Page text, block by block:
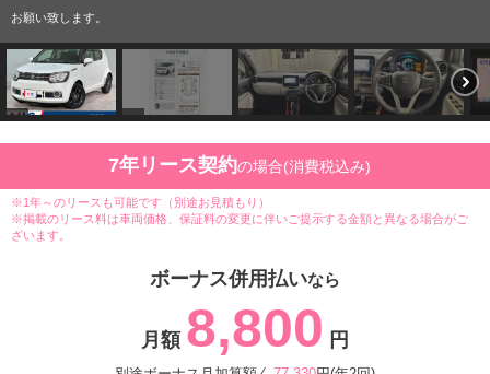
お願い致します。
7年リース契約の場合(消費税込み)
※1年～のリースも可能です（別途お見積もり）
※掲載のリース料は車両価格、保証料の変更に伴いご提示する金額と異なる場合がご
ざいます。
ボーナス併用払いなら
月額 8,800 円